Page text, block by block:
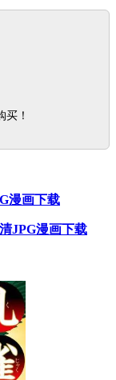
！
漫画下载
JPG漫画下载